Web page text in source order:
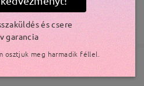
el az összes
véleményt
és csere
garancia
osztjuk meg harmadik féllel.